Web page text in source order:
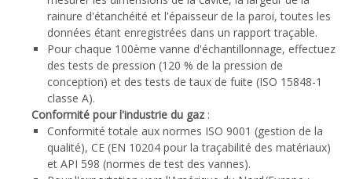
rainure d'étanchéité et l'épaisseur de la paroi, toutes les
données étant enregistrées dans un rapport traçable.
Pour chaque 100ème vanne d'échantillonnage, effectuez
des tests de pression (120 % de la pression de
conception) et des tests de taux de fuite (ISO 15848-1
classe A).
Conformité pour l'industrie du gaz :
Conformité totale aux normes ISO 9001 (gestion de la
qualité), CE (EN 10204 pour la traçabilité des matériaux)
et API 598 (normes de test des vannes).